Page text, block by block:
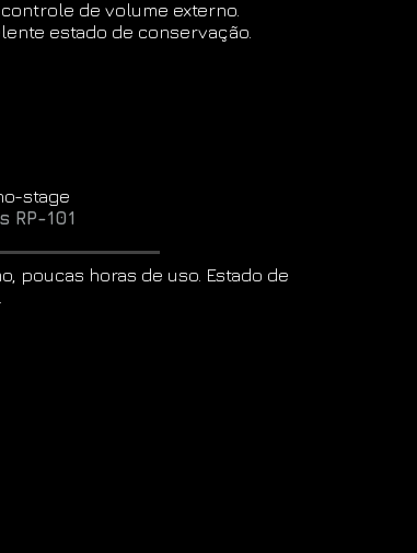
de volume externo.
estado de conservação.
stage
RP-101
poucas horas de uso. Estado de